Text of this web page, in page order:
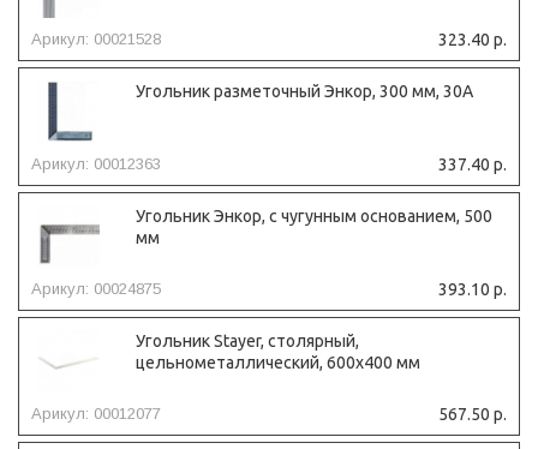
Арикул: 00021528 323.40 р.
Угольник разметочный Энкор, 300 мм, 30А
Арикул: 00012363 337.40 р.
Угольник Энкор, с чугунным основанием, 500
мм
Арикул: 00024875 393.10 р.
Угольник Stayer, столярный,
цельнометаллический, 600х400 мм
Арикул: 00012077 567.50 р.